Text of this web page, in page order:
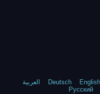
العربية Deutsch English
Русский